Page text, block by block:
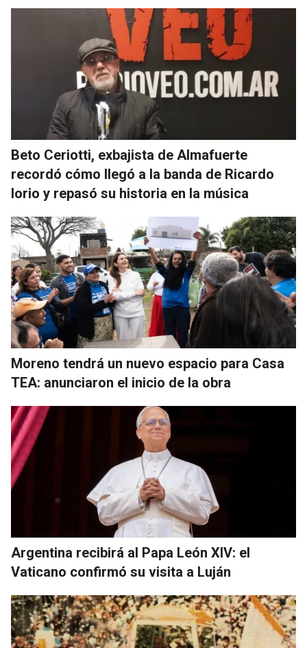
Beto Ceriotti, exbajista de Almafuerte
recordó cómo llegó a la banda de Ricardo
Iorio y repasó su historia en la música
Moreno tendrá un nuevo espacio para Casa
TEA: anunciaron el inicio de la obra
Argentina recibirá al Papa León XIV: el
Vaticano confirmó su visita a Luján